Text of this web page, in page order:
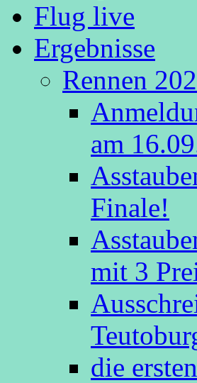
Flug live
Ergebnisse
Rennen
am
Finale!
mit 3
die